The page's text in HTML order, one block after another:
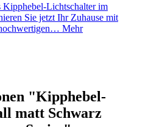
Kipphebel-Lichtschalter im
Sie jetzt Ihr Zuhause mit
Mehr
"Kipphebel-
matt Schwarz